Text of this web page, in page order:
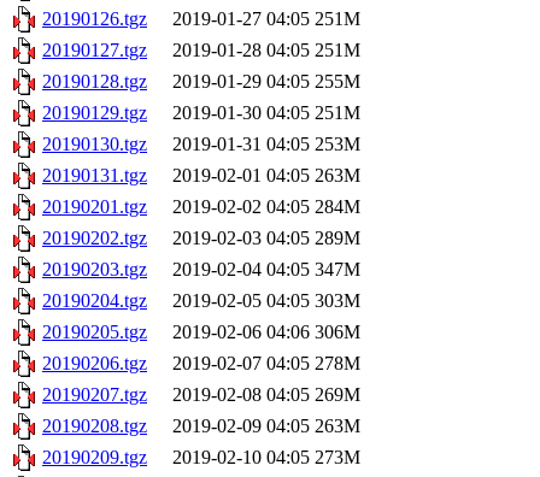
20190126.tgz
2019-01-27 04:05 251M
20190127.tgz
2019-01-28 04:05 251M
20190128.tgz
2019-01-29 04:05 255M
20190129.tgz
2019-01-30 04:05 251M
20190130.tgz
2019-01-31 04:05 253M
20190131.tgz
2019-02-01 04:05 263M
20190201.tgz
2019-02-02 04:05 284M
20190202.tgz
2019-02-03 04:05 289M
20190203.tgz
2019-02-04 04:05 347M
20190204.tgz
2019-02-05 04:05 303M
20190205.tgz
2019-02-06 04:06 306M
20190206.tgz
2019-02-07 04:05 278M
20190207.tgz
2019-02-08 04:05 269M
20190208.tgz
2019-02-09 04:05 263M
20190209.tgz
2019-02-10 04:05 273M